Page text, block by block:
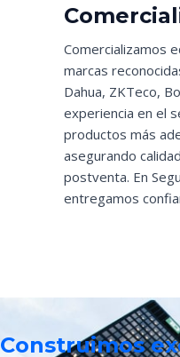
Comercializamos
marcas
Dahua, ZKTeco,
experiencia en el
productos más
asegurando
postventa. En
entregamos
Construimos